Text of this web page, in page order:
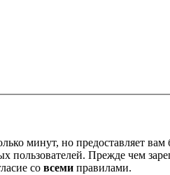
минут, но предоставляет
Прежде чем
со всеми правилами.